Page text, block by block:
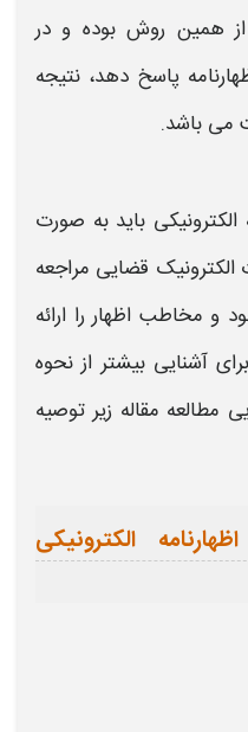
از همین روش بوده و در
پاسخ دهد، نتیجه
می باشد.
الکترونیکی باید به صورت
قضایی مراجعه
مخاطب اظهار را ارائه
آشنایی بیشتر از نحوه
مطالعه مقاله زیر توصیه
الکترونیکی